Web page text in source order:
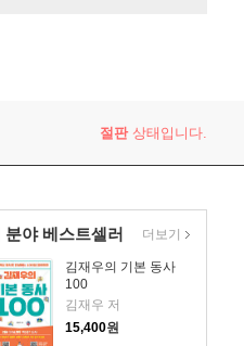
절판상태입니다.
분야 베스트셀러
김재우의 기본 동사
100
김재우 저
15,400원
더보기